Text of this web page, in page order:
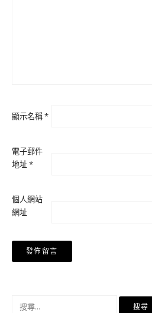
顯示名稱*
電子郵件
地址*
個人網站
網址